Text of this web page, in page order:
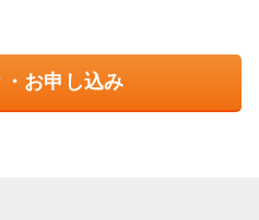
お申し込み